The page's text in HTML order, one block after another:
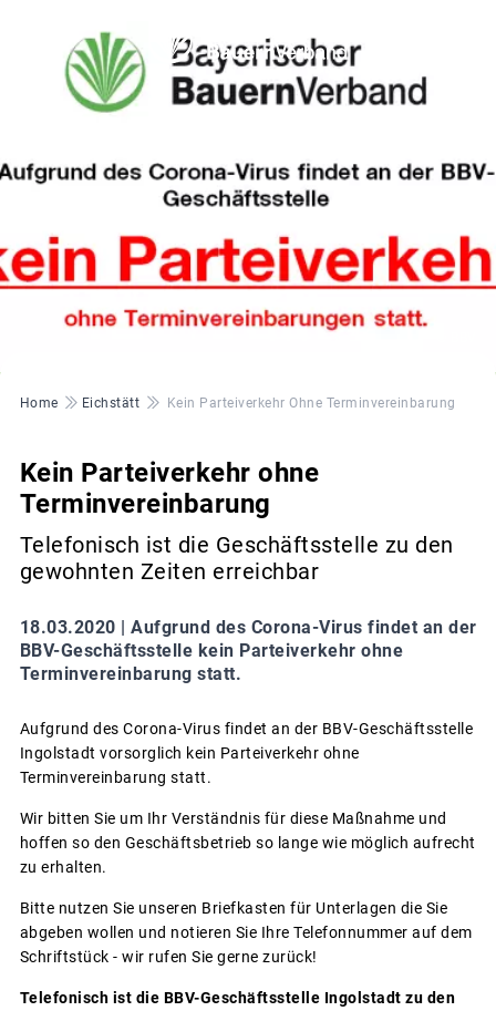
Pfadnavigation
Home Eichstätt Kein Parteiverkehr Ohne Terminvereinbarung
Kein Parteiverkehr ohne
Terminvereinbarung
Telefonisch ist die Geschäftsstelle zu den
gewohnten Zeiten erreichbar
18.03.2020 | Aufgrund des Corona-Virus findet an der
BBV-Geschäftsstelle kein Parteiverkehr ohne
Terminvereinbarung statt.
Aufgrund des Corona-Virus findet an der BBV-Geschäftsstelle
Ingolstadt vorsorglich kein Parteiverkehr ohne
Terminvereinbarung statt.
Wir bitten Sie um Ihr Verständnis für diese Maßnahme und
hoffen so den Geschäftsbetrieb so lange wie möglich aufrecht
zu erhalten.
Bitte nutzen Sie unseren Briefkasten für Unterlagen die Sie
abgeben wollen und notieren Sie Ihre Telefonnummer auf dem
Schriftstück - wir rufen Sie gerne zurück!
Telefonisch ist die BBV-Geschäftsstelle Ingolstadt zu den